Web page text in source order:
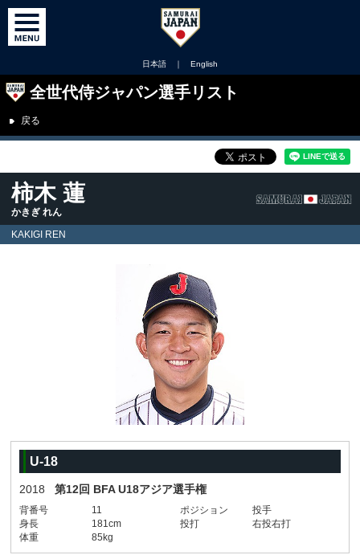
日本語 ｜ English
全世代侍ジャパン選手リスト
戻る
柿木 蓮
かきぎ れん
KAKIGI REN
U-18
2018 第12回 BFA U18アジア選手権
背番号 11 ポジション
投手
身長
181cm 投打
右投右打
体重
85kg